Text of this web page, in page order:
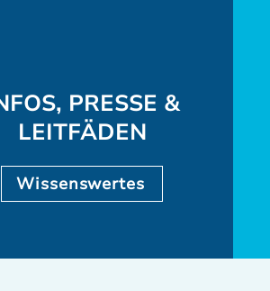
PRESSE &
LEITFÄDEN
Wissenswertes